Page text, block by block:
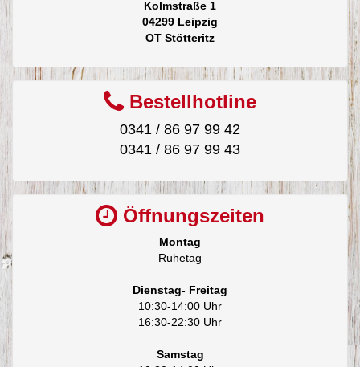
Kolmstraße 1
04299 Leipzig
OT Stötteritz
Bestellhotline
0341 / 86 97 99 42
0341 / 86 97 99 43
Öffnungszeiten
Montag
Ruhetag
Dienstag- Freitag
10:30-14:00 Uhr
16:30-22:30 Uhr
Samstag